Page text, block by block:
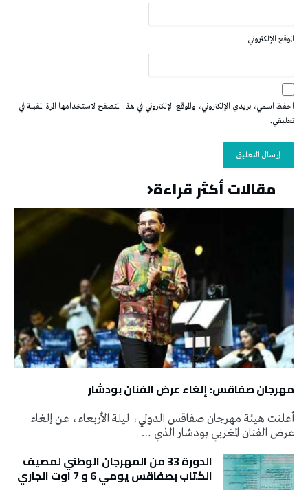
الموقع الإلكتروني
احفظ اسمي، بريدي الإلكتروني، والموقع الإلكتروني في هذا المتصفح لاستخدامها المرة المقبلة في
تعليقي.
مقالات أكثر قراءة
مهرجان صفاقس: إلغاء عرض الفنان بودشار
أعلنت هيئة مهرجان صفاقس الدولي، ليلة الأربعاء، عن إلغاء
عرض الفنان المغربي بودشار الذي …
الدورة 33 من المهرجان الوطني لمصيف
الكتاب بصفاقس يومي 6 و 7 اوت الجاري